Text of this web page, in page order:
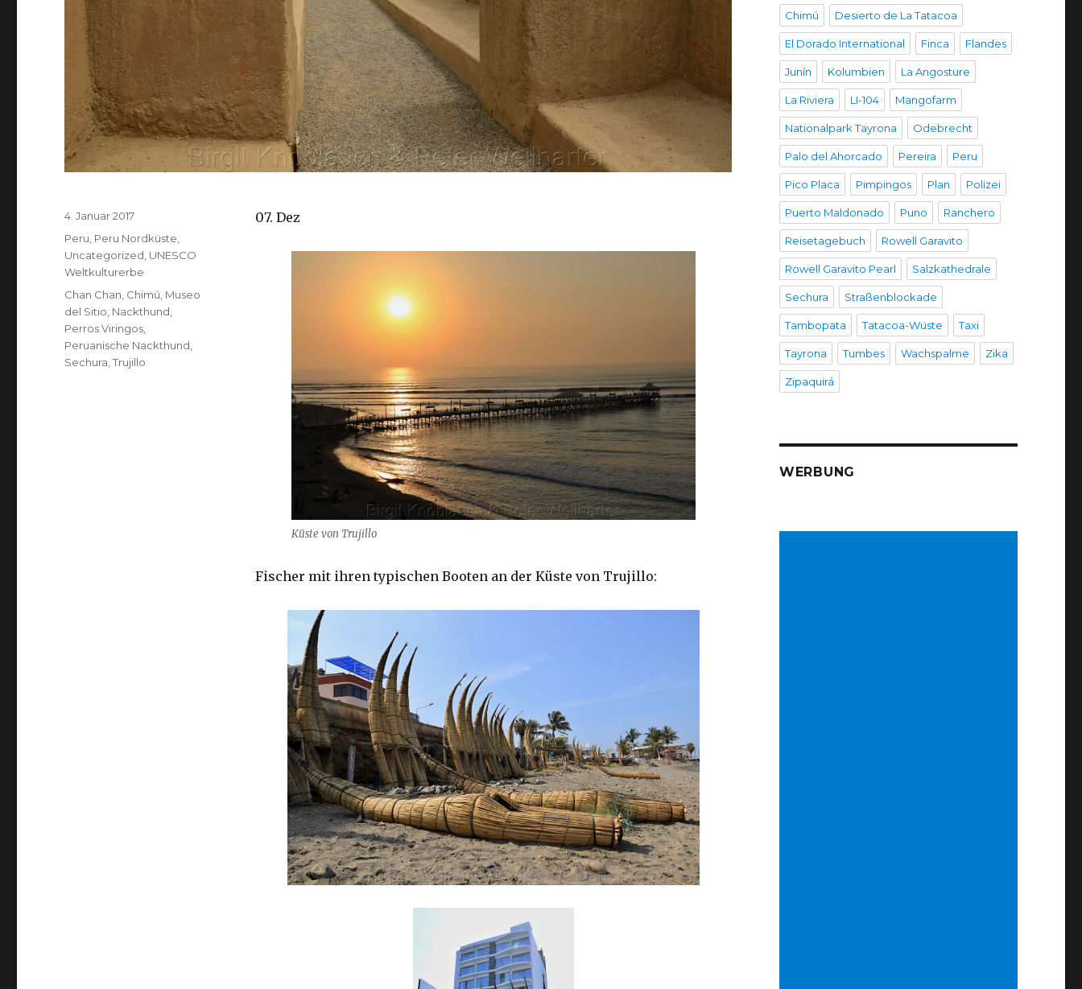
07. Dez
Küste von Trujillo
Fischer mit ihren typischen Booten an der Küste von Trujillo:
Veröffentlicht
4. Januar 2017
Kategorien
Peru Peru Nordküste
Uncategorized UNESCO
Weltkulturerbe
Schlagwörter
Chan Chan Chimú Museo
del Sitio Nackthund
Perros Viringos
Peruanische Nackthund
Sechura ,Trujillo
Chimú Desierto de La Tatacoa
El Dorado International Finca Flandes
Junín Kolumbien La Angosture
La Riviera LI-104 Mangofarm
Nationalpark Tayrona Odebrecht
Palo del Ahorcado Pereira Peru
Pico Placa Pimpingos Plan Polizei
Puerto Maldonado Puno Ranchero
Reisetagebuch Rowell Garavito
Rowell Garavito Pearl Salzkathedrale
Sechura Straßenblockade
Tambopata Tatacoa-Wüste Taxi
Tayrona Tumbes Wachspalme Zika
Zipaquirá
WERBUNG